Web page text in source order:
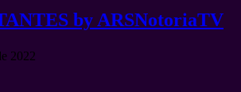
by ARSNotoriaTV
2022